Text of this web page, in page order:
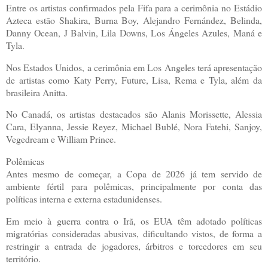
Entre os artistas confirmados pela Fifa para a cerimônia no Estádio
Azteca estão Shakira, Burna Boy, Alejandro Fernández, Belinda,
Danny Ocean, J Balvin, Lila Downs, Los Ángeles Azules, Maná e
Tyla.
Nos Estados Unidos, a cerimônia em Los Angeles terá apresentação
de artistas como Katy Perry, Future, Lisa, Rema e Tyla, além da
brasileira Anitta.
No Canadá, os artistas destacados são Alanis Morissette, Alessia
Cara, Elyanna, Jessie Reyez, Michael Bublé, Nora Fatehi, Sanjoy,
Vegedream e William Prince.
Polêmicas
Antes mesmo de começar, a Copa de 2026 já tem servido de
ambiente fértil para polêmicas, principalmente por conta das
políticas interna e externa estadunidenses.
Em meio à guerra contra o Irã, os EUA têm adotado políticas
migratórias consideradas abusivas, dificultando vistos, de forma a
restringir a entrada de jogadores, árbitros e torcedores em seu
território.